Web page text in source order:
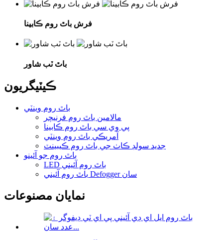
فرش باٿ روم ڪابينا
باٿ ٽب شاور
ڪيٽيگريون
باٿ روم وينٽي
مالامين باٿ روم فرنيچر
پي وي سي باٿ روم ڪابينا
آمريڪي باٿ روم وينٽي
جديد سولڊ ڪاٺ جي باٿ روم ڪيبينٽ
باٿ روم جو آئينو
LED باٿ روم آئيني
باٿ روم آئيني Defogger سان
نمايان مصنوعات